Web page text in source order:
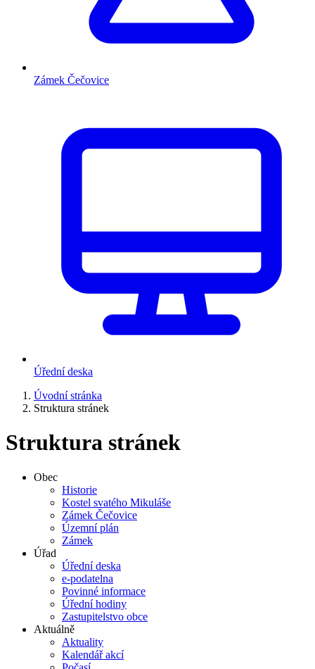
Zámek Čečovice
Úřední deska
Úvodní stránka
Struktura stránek
Struktura stránek
Obec
Historie
Kostel svatého Mikuláše
Zámek Čečovice
Územní plán
Zámek
Úřad
Úřední deska
e-podatelna
Povinné informace
Úřední hodiny
Zastupitelstvo obce
Aktuálně
Aktuality
Kalendář akcí